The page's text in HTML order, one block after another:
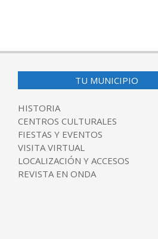
TU MUNICIPIO
HISTORIA
CENTROS CULTURALES
FIESTAS Y EVENTOS
VISITA VIRTUAL
LOCALIZACIÓN Y ACCESOS
REVISTA EN ONDA